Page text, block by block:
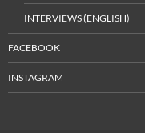
INTERVIEWS (ENGLISH)
FACEBOOK
INSTAGRAM